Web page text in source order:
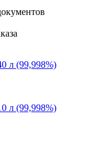
л (99,998%)
л (99,998%)